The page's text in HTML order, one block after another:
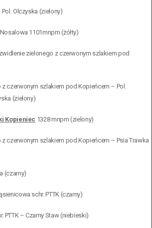
Olczyska (zielony)
1101mnpm (żółty)
zielonego z czerwonym szlakiem pod
czerwonym szlakiem pod Kopieńcem – Pol.
(zielony)
Kopieniec 1328 mnpm (zielony)
czerwonym szlakiem pod Kopieńcem – Psia Trawka
(czarny)
schr. PTTK (czarny)
PTTK – Czarny Staw (niebieski)